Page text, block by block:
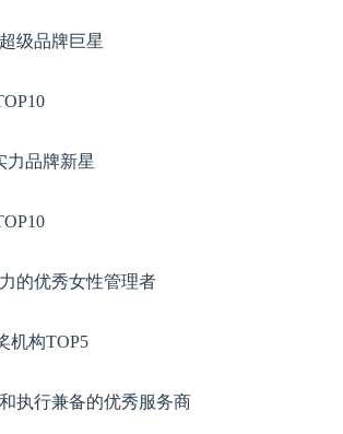
级品牌巨星
力品牌新星
的优秀女性管理者
机构TOP5
执行兼备的优秀服务商